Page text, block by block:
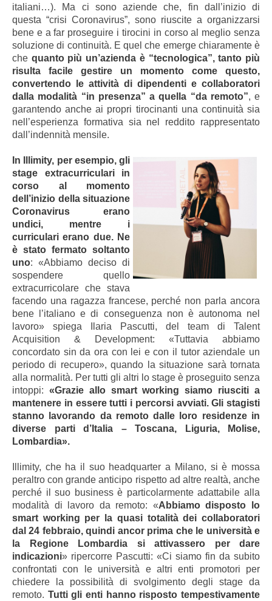
italiani…). Ma ci sono aziende che, fin dall’inizio di
questa “crisi Coronavirus”, sono riuscite a organizzarsi
bene e a far proseguire i tirocini in corso al meglio senza
soluzione di continuità. E quel che emerge chiaramente è
che quanto più un’azienda è “tecnologica”, tanto più
risulta facile gestire un momento come questo,
convertendo le attività di dipendenti e collaboratori
dalla modalità “in presenza” a quella “da remoto”, e
garantendo anche ai propri tirocinanti una continuità sia
nell’esperienza formativa sia nel reddito rappresentato
dall’indennità mensile.
In Illimity, per esempio, gli
stage extracurriculari in
corso al momento
dell’inizio della situazione
Coronavirus erano
undici, mentre i
curriculari erano due. Ne
è stato fermato soltanto
uno: «Abbiamo deciso di
sospendere quello
extracurricolare che stava
facendo una ragazza francese, perché non parla ancora
bene l’italiano e di conseguenza non è autonoma nel
lavoro» spiega Ilaria Pascutti, del team di Talent
Acquisition & Development: «Tuttavia abbiamo
concordato sin da ora con lei e con il tutor aziendale un
periodo di recupero», quando la situazione sarà tornata
alla normalità. Per tutti gli altri lo stage è proseguito senza
intoppi: «Grazie allo smart working siamo riusciti a
mantenere in essere tutti i percorsi avviati. Gli stagisti
stanno lavorando da remoto dalle loro residenze in
diverse parti d’Italia – Toscana, Liguria, Molise,
Lombardia».
Illimity, che ha il suo headquarter a Milano, si è mossa
peraltro con grande anticipo rispetto ad altre realtà, anche
perché il suo business è particolarmente adattabile alla
modalità di lavoro da remoto: «Abbiamo disposto lo
smart working per la quasi totalità dei collaboratori
dal 24 febbraio, quindi ancor prima che le università e
la Regione Lombardia si attivassero per dare
indicazioni» ripercorre Pascutti: «Ci siamo fin da subito
confrontati con le università e altri enti promotori per
chiedere la possibilità di svolgimento degli stage da
remoto. Tutti gli enti hanno risposto tempestivamente